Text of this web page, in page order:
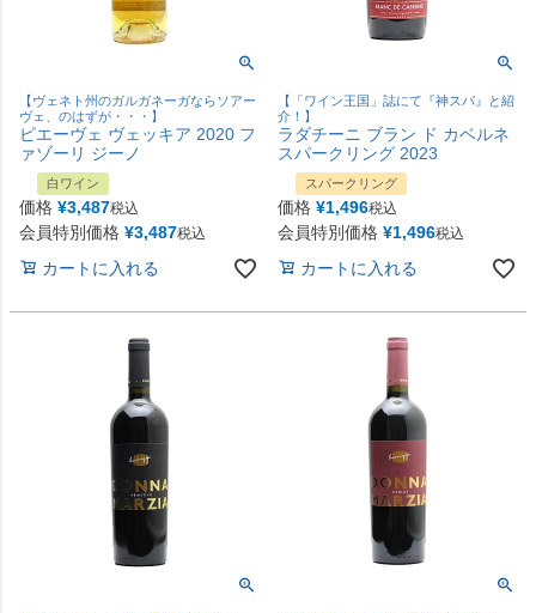
【ヴェネト州のガルガネーガならソアー
ヴェ、のはずが・・・】
ピエーヴェ ヴェッキア 2020 フ
ァゾーリ ジーノ
白ワイン
価格 ¥3,487税込
会員特別価格 ¥3,487税込
カートに入れる
【「ワイン王国」誌にて『神スパ』と紹
介！】
ラダチーニ ブラン ド カベルネ
スパークリング 2023
スパークリング
価格 ¥1,496税込
会員特別価格 ¥1,496税込
カートに入れる